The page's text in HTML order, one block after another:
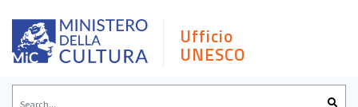
content
Ufficio
UNESCO